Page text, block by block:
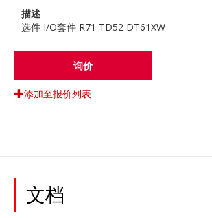
描述
选件 I/O套件 R71 TD52 DT61XW
询价
添加至报价列表
文档